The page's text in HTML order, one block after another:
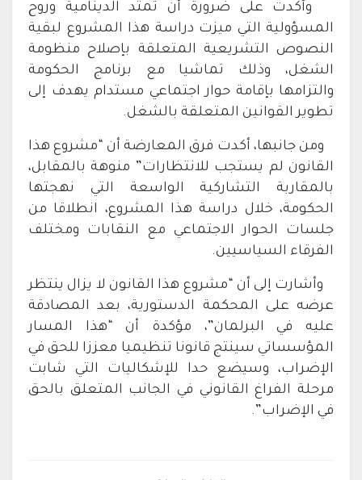
وأكدت على ضرورة أن تمتد الدينامية وروح
المسؤولية التي ميزت دراسة هذا المشروع لبقية
النصوص التشريعية المتعلقة بإصلاح منظومة
الشغل، وذلك تماشيا مع برنامج الحكومة
والتزامها بإقامة حوار اجتماعي مستدام يهدف إلى
تطوير القوانين المتعلقة بالشغل.
ومن جانبها، أكدت فرق المعارضة أن “مشروع هذا
القانون لم يستجب للانتظارات” منوهة بالمقابل،
بالمقاربة التشاركية الواسعة التي نهجتها
الحكومة، خلال دراسة هذا المشروع، انطلاقا من
جلسات الحوار الاجتماعي مع النقابات ومختلف
الفرقاء السياسيين.
وأشارت إلى أن “مشروع هذا القانون لا يزال ينتظر
عرضه على المحكمة الدستورية، بعد المصادقة
عليه في البرلمان”، مؤكدة أن “هذا المسار
المؤسساتي سينتج قانونا تنظيميا معززا للحق في
الإضراب، وسيضع حدا للإشكاليات التي شابت
مرحلة الفراغ القانوني في الجانب المتعلق بالحق
في الإضراب”.